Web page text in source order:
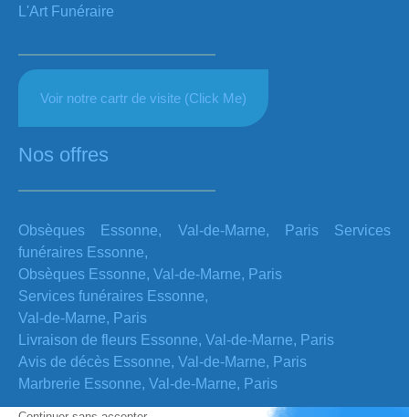
L'Art Funéraire
Voir notre cartr de visite (Click Me)
Nos offres
Obsèques Essonne, Val-de-Marne, Paris Services
funéraires Essonne,
Obsèques Essonne, Val-de-Marne, Paris
Services funéraires Essonne,
Val-de-Marne, Paris
Livraison de fleurs Essonne, Val-de-Marne, Paris
Avis de décès Essonne, Val-de-Marne, Paris
Marbrerie Essonne, Val-de-Marne, Paris